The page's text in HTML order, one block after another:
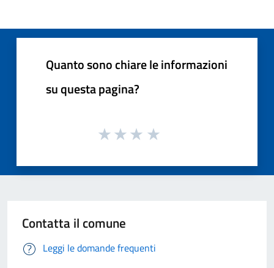
Quanto sono chiare le informazioni
su questa pagina?
Contatta il comune
Leggi le domande frequenti